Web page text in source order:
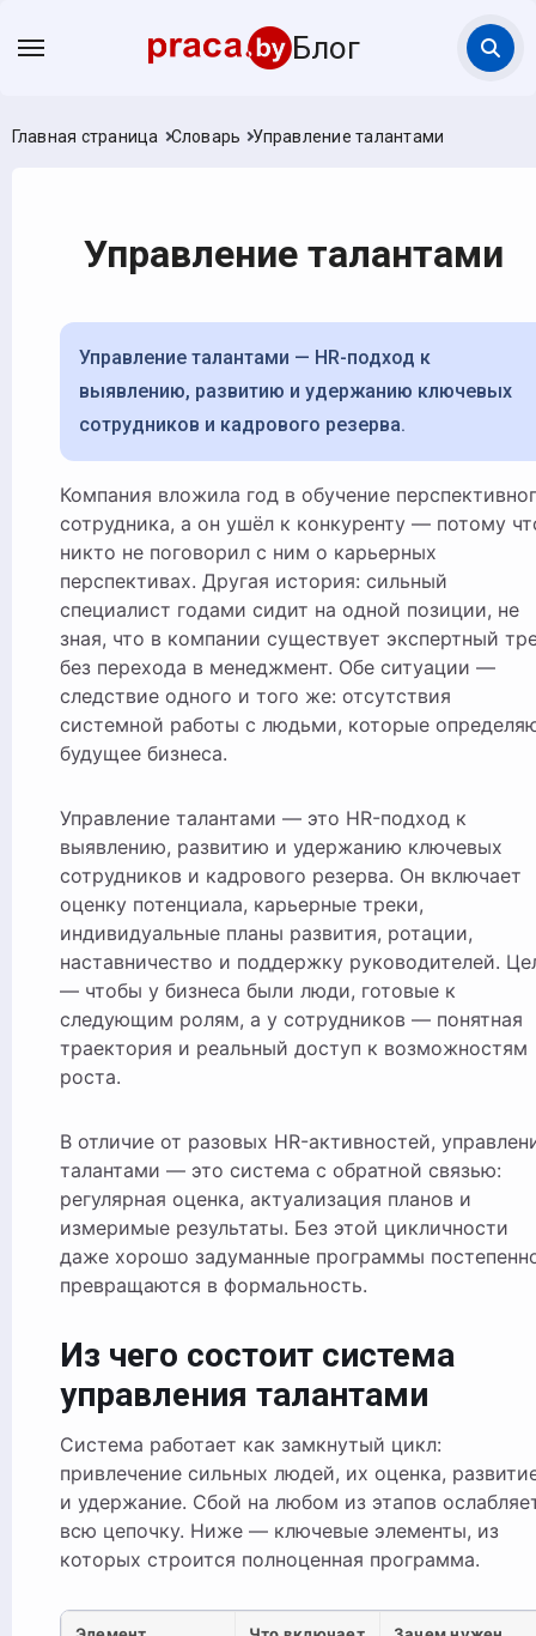
Блог
Главная страница Словарь Управление талантами
Управление талантами
Управление талантами — HR-подход к
выявлению, развитию и удержанию ключевых
сотрудников и кадрового резерва.
Компания вложила год в обучение перспективного
сотрудника, а он ушёл к конкуренту — потому
никто не поговорил с ним о карьерных
перспективах. Другая история: сильный
специалист годами сидит на одной позиции, не
зная, что в компании существует экспертный
без перехода в менеджмент. Обе ситуации —
следствие одного и того же: отсутствия
системной работы с людьми, которые
будущее бизнеса.
Управление талантами — это HR-подход к
выявлению, развитию и удержанию ключевых
сотрудников и кадрового резерва. Он включает
оценку потенциала, карьерные треки,
индивидуальные планы развития, ротации,
наставничество и поддержку руководителей.
— чтобы у бизнеса были люди, готовые к
следующим ролям, а у сотрудников — понятная
траектория и реальный доступ к возможностям
роста.
В отличие от разовых HR-активностей,
талантами — это система с обратной связью:
регулярная оценка, актуализация планов и
измеримые результаты. Без этой цикличности
даже хорошо задуманные программы
превращаются в формальность.
Из чего состоит система
управления талантами
Система работает как замкнутый цикл:
привлечение сильных людей, их оценка,
и удержание. Сбой на любом из этапов
всю цепочку. Ниже — ключевые элементы, из
которых строится полноценная программа.